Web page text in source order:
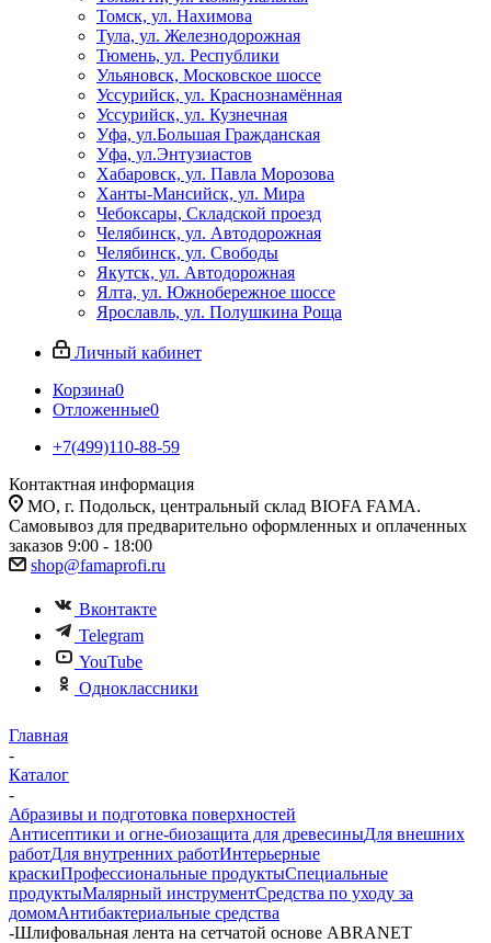
Томск, ул. Нахимова
Тула, ул. Железнодорожная
Тюмень, ул. Республики
Ульяновск, Московское шоссе
Уссурийск, ул. Краснознамённая
Уссурийск, ул. Кузнечная
Уфа, ул.Большая Гражданская
Уфа, ул.Энтузиастов
Хабаровск, ул. Павла Морозова
Ханты-Мансийск, ул. Мира
Чебоксары, Складской проезд
Челябинск, ул. Автодорожная
Челябинск, ул. Свободы
Якутск, ул. Автодорожная
Ялта, ул. Южнобережное шоссе
Ярославль, ул. Полушкина Роща
Личный кабинет
Корзина0
Отложенные0
+7(499)110-88-59
Контактная информация
МО, г. Подольск, центральный склад BIOFA FAMA.
Самовывоз для предварительно оформленных и оплаченных
заказов 9:00 - 18:00
shop@famaprofi.ru
Вконтакте
Telegram
YouTube
Одноклассники
Главная
-
Каталог
-
Абразивы и подготовка поверхностей
Антисептики и огне-биозащита для древесиныДля внешних
работДля внутренних работИнтерьерные
краскиПрофессиональные продуктыСпециальные
продуктыМалярный инструментСредства по уходу за
домомАнтибактериальные средства
-Шлифовальная лента на сетчатой основе ABRANET